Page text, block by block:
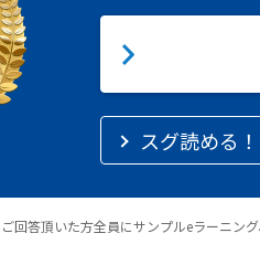
スグ読める
回答頂いた方全員にサンプルeラーニン